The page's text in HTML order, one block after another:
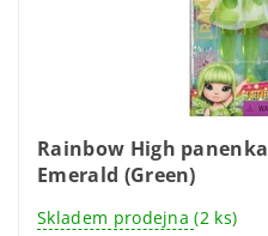
Rainbow High
Emerald (Green)
Skladem prodejna(2 ks)